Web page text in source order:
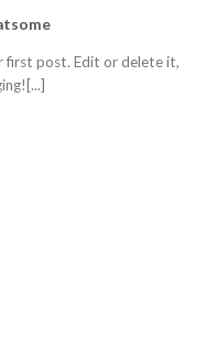
first post. Edit or delete it,